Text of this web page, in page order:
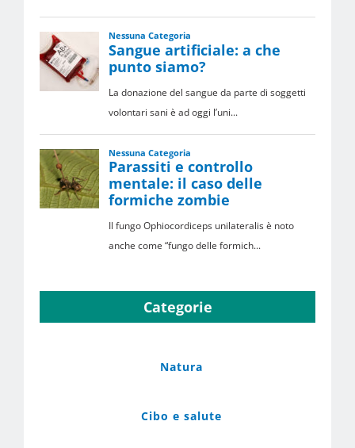
Categorie
Natura
Cibo e salute